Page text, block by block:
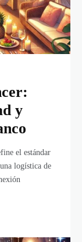
y
el estándar
logística de